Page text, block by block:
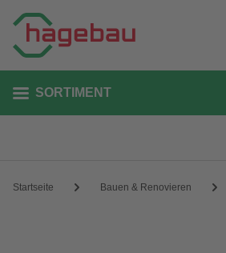
SORTIMENT
Startseite Bauen & Renovieren